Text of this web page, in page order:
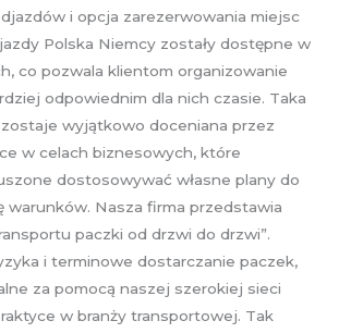
i opcja zarezerwowania miejsc
Polska Niemcy zostały dostępne w
co pozwala klientom organizowanie
odpowiednim dla nich czasie. Taka
wyjątkowo doceniana przez
w celach biznesowych, które
dostosowywać własne plany do
warunków. Nasza firma przedstawia
paczki od drzwi do drzwi”.
i terminowe dostarczanie paczek,
za pomocą naszej szerokiej sieci
w branży transportowej. Tak